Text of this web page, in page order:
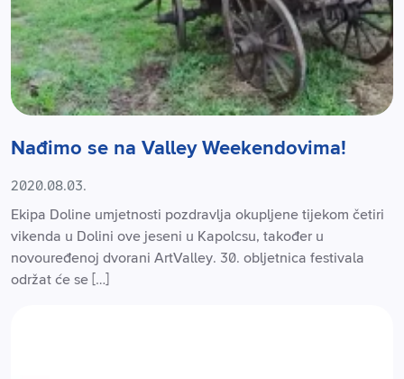
Nađimo se na Valley Weekendovima!
2020.08.03.
Ekipa Doline umjetnosti pozdravlja okupljene tijekom četiri
vikenda u Dolini ove jeseni u Kapolcsu, također u
novouređenoj dvorani ArtValley. 30. obljetnica festivala
održat će se […]